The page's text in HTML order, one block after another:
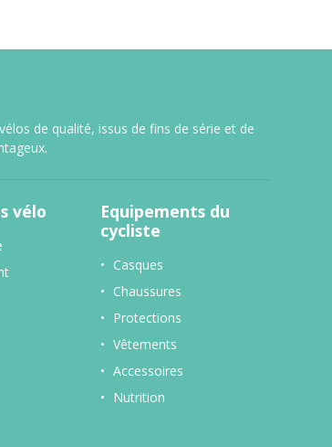
de qualité, issus de fins de série et de
vélo
Equipements du
cycliste
Casques
Chaussures
Protections
Vêtements
Accessoires
Nutrition